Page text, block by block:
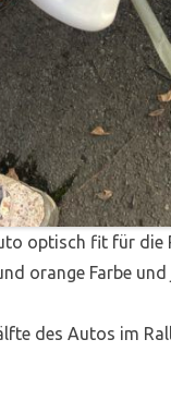
optisch fit für die
orange Farbe
des Autos im